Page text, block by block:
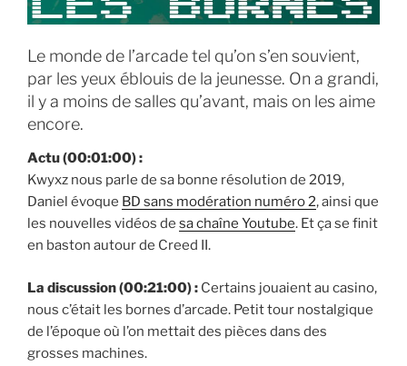
Le monde de l’arcade tel qu’on s’en souvient,
par les yeux éblouis de la jeunesse. On a grandi,
il y a moins de salles qu’avant, mais on les aime
encore.
Actu (00:01:00) :
Kwyxz nous parle de sa bonne résolution de 2019,
Daniel évoque BD sans modération numéro 2, ainsi que
les nouvelles vidéos de sa chaîne Youtube. Et ça se finit
en baston autour de Creed II.
La discussion (00:21:00) : Certains jouaient au casino,
nous c’était les bornes d’arcade. Petit tour nostalgique
de l’époque où l’on mettait des pièces dans des
grosses machines.